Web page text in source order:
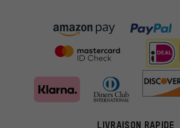
LIVRAISON RAPIDE